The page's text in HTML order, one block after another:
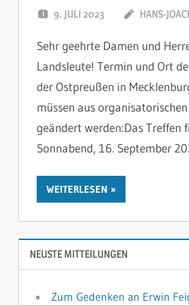
9. JULI 2023
HANS-
Sehr geehrte Damen und
Landsleute! Termin und Ort
der Ostpreußen in
müssen aus
geändert werden:Das Treffen
Sonnabend, 16. September
WEITERLESEN
NEUSTE MITTEILUNGEN
Zum Gedenken an Erwin